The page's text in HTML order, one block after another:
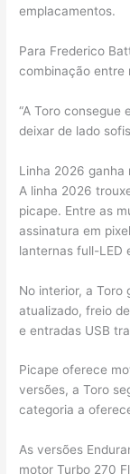
emplacamentos.
Para Frederico
combinação entre
“A Toro consegue
deixar de lado
Linha 2026 ganha
A linha 2026
picape. Entre as
assinatura em
lanternas full-LED
No interior, a Toro
atualizado, freio
e entradas USB
Picape oferece
versões, a Toro
categoria a
As versões
motor Turbo 270